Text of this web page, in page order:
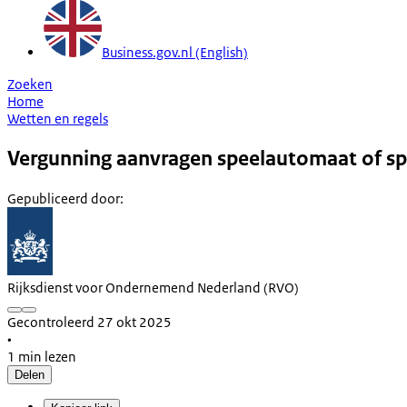
Business.gov.nl (English)
Zoeken
Home
Wetten en regels
Vergunning aanvragen speelautomaat of
Gepubliceerd door:
Rijksdienst voor Ondernemend Nederland (RVO)
Gecontroleerd 27 okt 2025
•
1 min lezen
Delen